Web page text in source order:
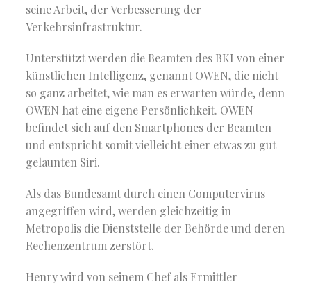
seine Arbeit, der Verbesserung der
Verkehrsinfrastruktur.
Unterstützt werden die Beamten des BKI von einer
künstlichen Intelligenz, genannt OWEN, die nicht
so ganz arbeitet, wie man es erwarten würde, denn
OWEN hat eine eigene Persönlichkeit. OWEN
befindet sich auf den Smartphones der Beamten
und entspricht somit vielleicht einer etwas zu gut
gelaunten Siri.
Als das Bundesamt durch einen Computervirus
angegriffen wird, werden gleichzeitig in
Metropolis die Dienststelle der Behörde und deren
Rechenzentrum zerstört.
Henry wird von seinem Chef als Ermittler